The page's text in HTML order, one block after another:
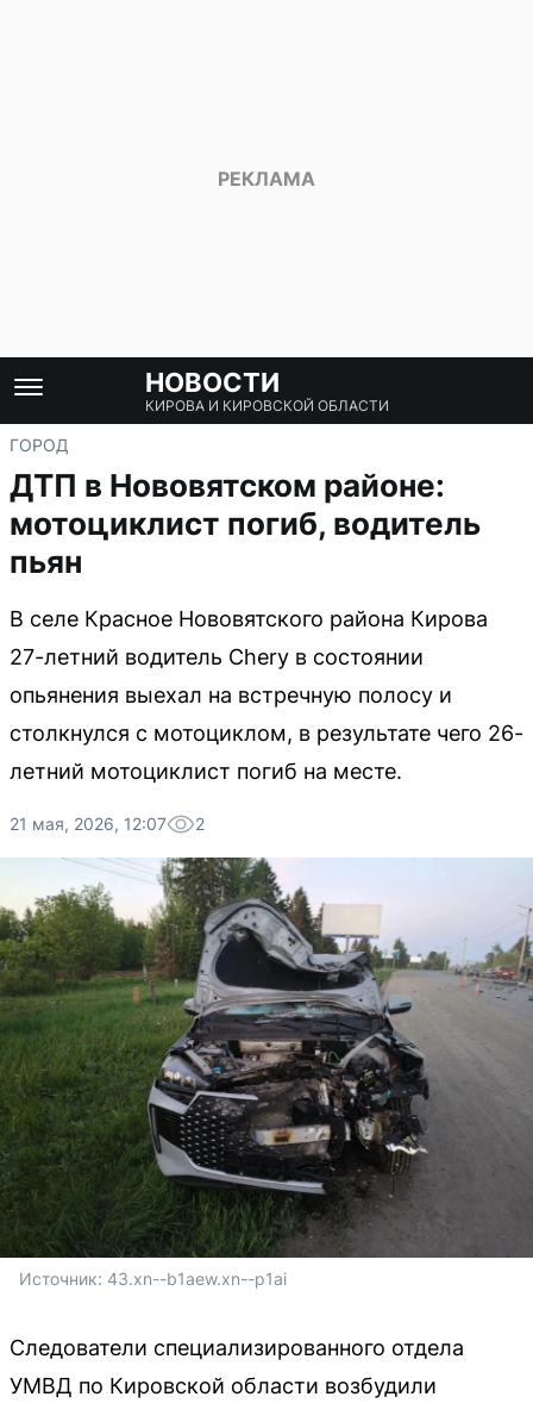
НОВОСТИ
КИРОВА И КИРОВСКОЙ ОБЛАСТИ
ГОРОД
ДТП в Нововятском районе:
мотоциклист погиб, водитель
пьян
В селе Красное Нововятского района Кирова
27-летний водитель Chery в состоянии
опьянения выехал на встречную полосу и
столкнулся с мотоциклом, в результате чего 26-
летний мотоциклист погиб на месте.
21 мая, 2026, 12:07 2
Источник: 43.xn--b1aew.xn--p1ai
Следователи специализированного отдела
УМВД по Кировской области возбудили